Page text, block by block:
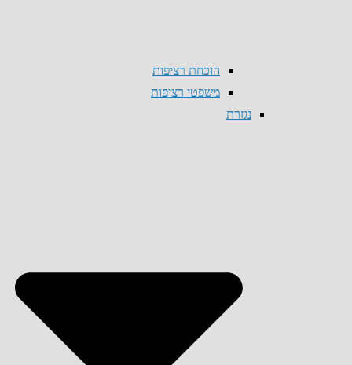
הוכחת רציפות
משפטי רציפות
נגזרת